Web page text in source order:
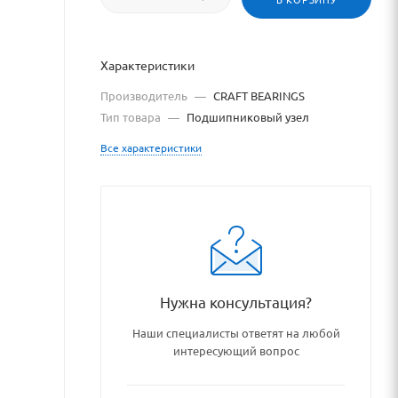
Характеристики
Производитель — CRAFT BEARINGS
Тип товара — Подшипниковый узел
Все характеристики
Нужна консультация?
Наши специалисты ответят на любой
интересующий вопрос